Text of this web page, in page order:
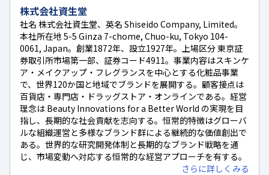
株式会社資生堂
社名 株式会社資生堂、英名 Shiseido Company, Limited。
本社所在地 5-5 Ginza 7-chome, Chuo-ku, Tokyo 104-
0061, Japan。創業1872年、設立1927年。上場区分 東京証
券取引所市場第一部、証券コード4911。事業内容はスキンケ
ア・メイクアップ・フレグランスを中心とする化粧品事業
で、世界120か国と地域でブランドを展開する。顧客接点は
百貨店・専門店・ドラッグストア・オンラインである。経営
理念は Beauty Innovations for a Better World の実現を目
指し、長期的な社会貢献を志向する。恒常的特徴はグローバ
ルな組織運営と多様なブランド群による継続的な価値創出で
ある。世界的な研究開発体制と長期的なブランド戦略を通
じ、市場変動へ対応する恒常的な経営アプローチを有する。
さらに詳しくみる